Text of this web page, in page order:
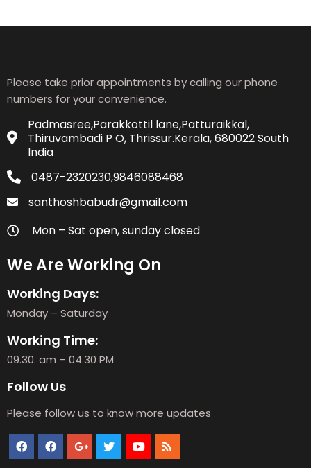
Please take prior appointments by calling our phone
numbers for your convenience.
Padmasree,Parakkottil lane,Patturaikkal,
Thiruvambadi P O, Thrissur.Kerala, 680022 South
India
0487-2320230,9846088468
santhoshbabudr@gmail.com
Mon – Sat open, sunday closed
We Are Working On
Working Days:
Monday – Saturday
Working Time:
09.30. am – 04.30 PM
Follow Us
Please follow us to know more updates